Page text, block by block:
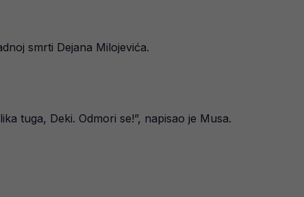
smrti Dejana Milojevića.
tuga, Deki. Odmori se!”, napisao je Musa.